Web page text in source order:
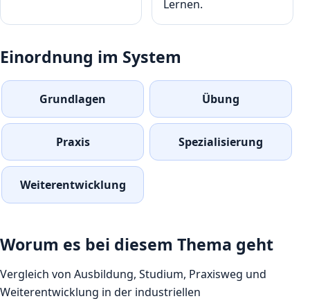
Lernen.
Einordnung im System
Grundlagen Übung
Praxis Spezialisierung
Weiterentwicklung
Worum es bei diesem Thema geht
Vergleich von Ausbildung, Studium, Praxisweg und
Weiterentwicklung in der industriellen